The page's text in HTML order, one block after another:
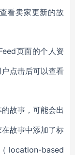
看卖家更新的故
页面的个人资
点击后可以查看
的故事，可能会出
故事中添加了标
based